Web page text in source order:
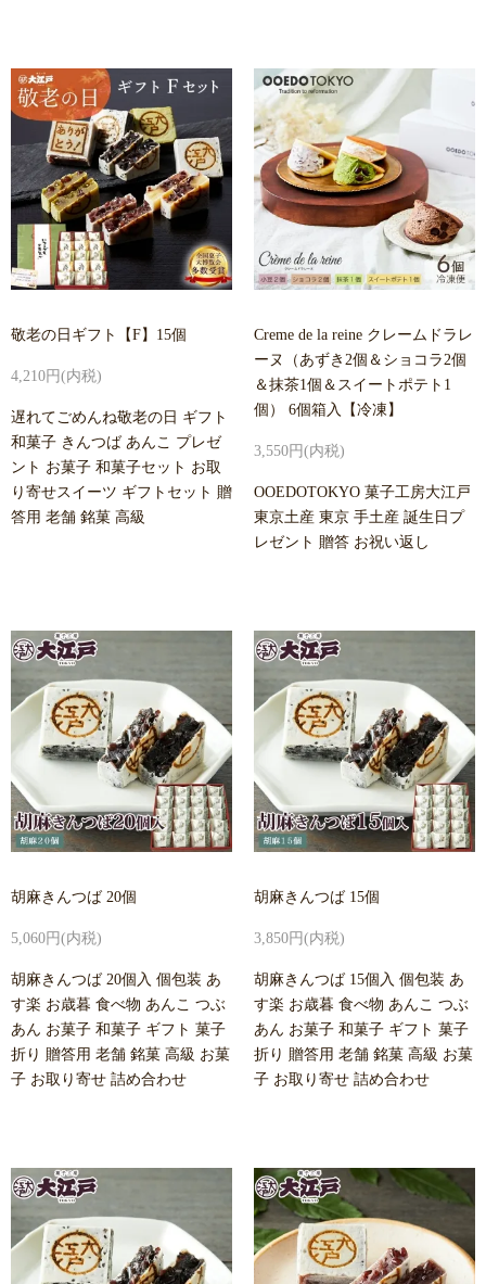
敬老の日ギフト【F】15個
4,210円(内税)
遅れてごめんね敬老の日 ギフト
和菓子 きんつば あんこ プレゼ
ント お菓子 和菓子セット お取
り寄せスイーツ ギフトセット 贈
答用 老舗 銘菓 高級
Creme de la reine クレームドラレ
ーヌ（あずき2個＆ショコラ2個
＆抹茶1個＆スイートポテト1
個） 6個箱入【冷凍】
3,550円(内税)
OOEDOTOKYO 菓子工房大江戸
東京土産 東京 手土産 誕生日プ
レゼント 贈答 お祝い返し
胡麻きんつば 20個
5,060円(内税)
胡麻きんつば 20個入 個包装 あ
す楽 お歳暮 食べ物 あんこ つぶ
あん お菓子 和菓子 ギフト 菓子
折り 贈答用 老舗 銘菓 高級 お菓
子 お取り寄せ 詰め合わせ
胡麻きんつば 15個
3,850円(内税)
胡麻きんつば 15個入 個包装 あ
す楽 お歳暮 食べ物 あんこ つぶ
あん お菓子 和菓子 ギフト 菓子
折り 贈答用 老舗 銘菓 高級 お菓
子 お取り寄せ 詰め合わせ